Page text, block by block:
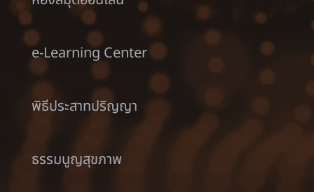
e-Learning Center
พิธีประสาทปริญญา
ธรรมนูญสุขภาพ